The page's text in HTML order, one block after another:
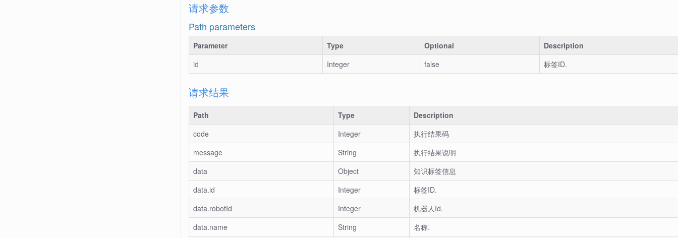
请求参数
Path parameters
Parameter Type Optional
Description
id
Integer false 标签ID.
请求结果
Path Type
Description
code
Integer
执行结果码
message
String
执行结果说明
data
Object
知识标签信息
data.id
Integer
标签ID.
data.robotId
Integer
机器人Id.
data.name
String
名称.